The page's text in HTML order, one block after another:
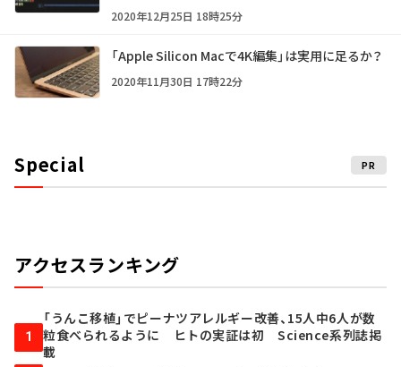
2020年12月25日 18時25分
「Apple Silicon Macで4K編集」は実用に足るか？
2020年11月30日 17時22分
Special PR
アクセスランキング
1
「うんこ移植」でピーナツアレルギー改善、15人中6人が数
粒食べられるように ヒトの実証は初 Science系列誌掲
載